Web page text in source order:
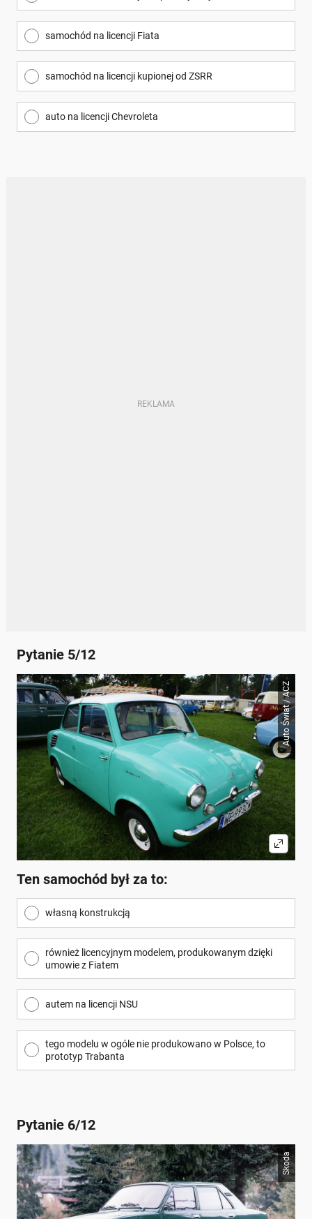
samochód na licencji Fiata
samochód na licencji kupionej od ZSRR
auto na licencji Chevroleta
Pytanie 5/12
Auto Świat / ACZ
Ten samochód był za to:
własną konstrukcją
również licencyjnym modelem, produkowanym dzięki
umowie z Fiatem
autem na licencji NSU
tego modelu w ogóle nie produkowano w Polsce, to
prototyp Trabanta
Pytanie 6/12
Skoda